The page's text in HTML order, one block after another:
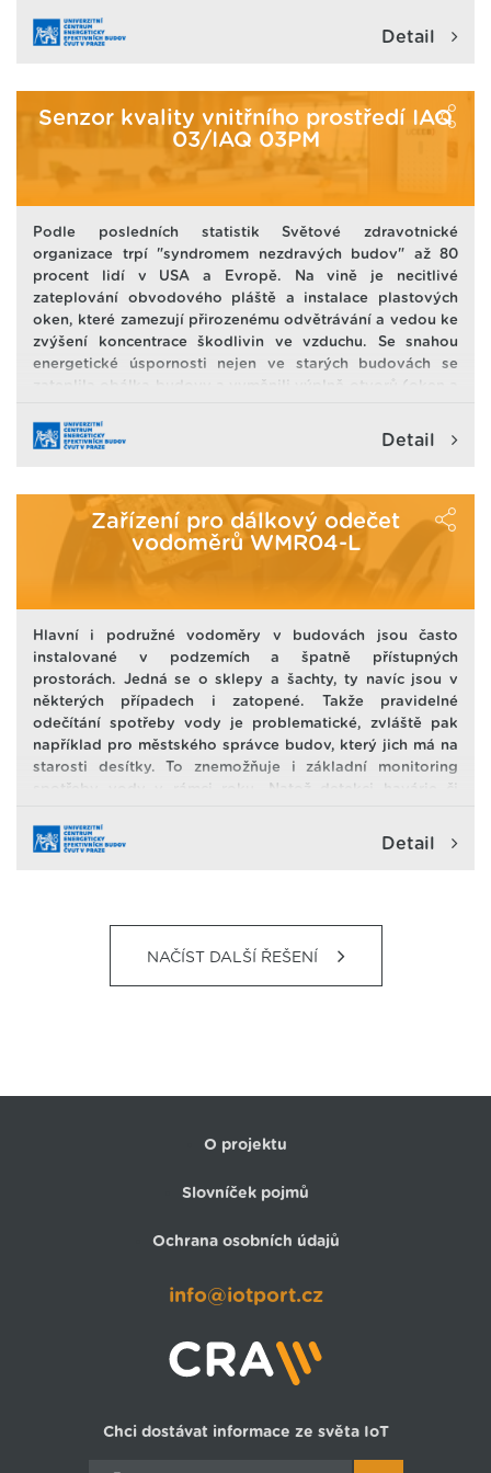
Detail
Senzor kvality vnitřního prostředí IAQ
03/IAQ 03PM
Podle posledních statistik Světové zdravotnické
organizace trpí "syndromem nezdravých budov" až 80
procent lidí v USA a Evropě. Na vině je necitlivé
zateplování obvodového pláště a instalace plastových
oken, které zamezují přirozenému odvětrávání a vedou ke
zvýšení koncentrace škodlivin ve vzduchu. Se snahou
energetické úspornosti nejen ve starých budovách se
zateplila obálka budovy a vyměnili výplně otvorů (oken a
přes netěstnosti v obálce budovy. To je dobré pro
zamezení tepelných ztrát, ale špatné pro vnitřní prostředí.
"vydýchá" i za 20 minut. Takže pak jsou žáci a učitelé
vystavení vlivu nejen vysoké koncentrace CO2.
Hygienické limity koncentrace CO2 jsou překračovány až
5-ti násobně. Což má velmi negativní vliv zdraví a
Detail
Zařízení pro dálkový odečet
vodoměrů WMR04-L
Hlavní i podružné vodoměry v budovách jsou často
instalované v podzemích a špatně přístupných
prostorách. Jedná se o sklepy a šachty, ty navíc jsou v
některých případech i zatopené. Takže pravidelné
odečítání spotřeby vody je problematické, zvláště pak
například pro městského správce budov, který jich má na
starosti desítky. To znemožňuje i základní monitoring
spotřeby vody v rámci roku. Natož detekci havárie či
Detail
NAČÍST DALŠÍ ŘEŠENÍ
O projektu
Slovníček pojmů
Ochrana osobních údajů
info@iotport.cz
Chci dostávat informace ze světa IoT